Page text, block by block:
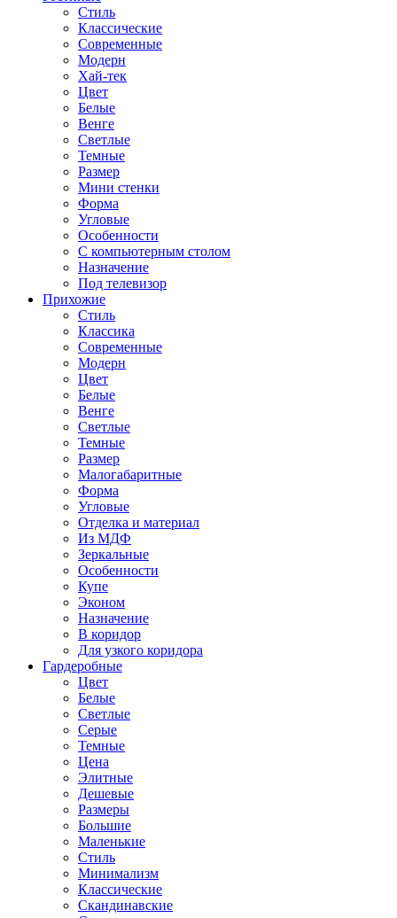
Стиль
Классические
Современные
Модерн
Хай-тек
Цвет
Белые
Венге
Светлые
Темные
Размер
Мини стенки
Форма
Угловые
Особенности
С компьютерным столом
Назначение
Под телевизор
Прихожие
Стиль
Классика
Современные
Модерн
Цвет
Белые
Венге
Светлые
Темные
Размер
Малогабаритные
Форма
Угловые
Отделка и материал
Из МДФ
Зеркальные
Особенности
Купе
Эконом
Назначение
В коридор
Для узкого коридора
Гардеробные
Цвет
Белые
Светлые
Серые
Темные
Цена
Элитные
Дешевые
Размеры
Большие
Маленькие
Стиль
Минимализм
Классические
Скандинавские